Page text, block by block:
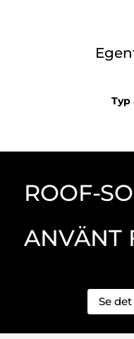
Typ
ROOF-
ANVÄNT
Se